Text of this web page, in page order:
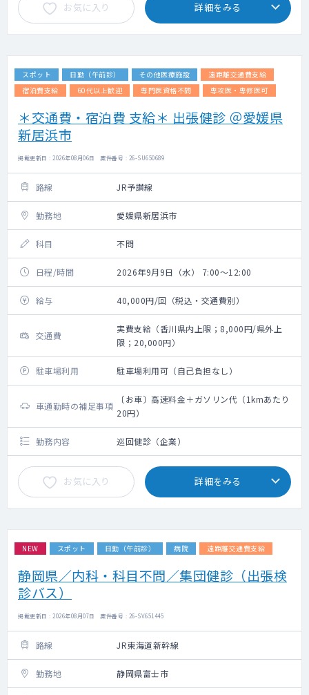
お気に入り 詳細をみる
スポット 日勤（午前診） その他医療施設
遠距離交通費支給
宿泊費支給
60代以上歓迎 専門医資格不問 専攻医・専修医可
＊交通費・宿泊費 支給＊ 出張健診 ＠愛媛県
新居浜市
掲載更新日 : 2026年08月06日 案件番号 : 26-SU650689
路線 JR予讃線
勤務地 愛媛県新居浜市
科目 不問
日程/時間 2026年9月9日（水） 7:00～12:00
給与 40,000円/回（税込・交通費別）
交通費
実費支給（香川県内上限；8,000円/県外上
限；20,000円）
駐車場利用 駐車場利用可（自己負担なし）
車通勤時の補足事項
〔お車〕高速料金＋ガソリン代（1kmあたり
20円）
勤務内容 巡回健診（企業）
お気に入り 詳細をみる
NEW スポット 日勤（午前診） 病院 遠距離交通費支給
静岡県／内科・科目不問／集団健診（出張検
診バス）
掲載更新日 : 2026年08月07日 案件番号 : 26-SV651445
路線 JR東海道新幹線
勤務地 静岡県富士市